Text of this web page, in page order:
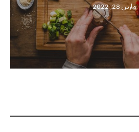
مارس 28, 2022